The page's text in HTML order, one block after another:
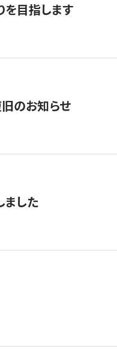
を目指します
のお知らせ
ました